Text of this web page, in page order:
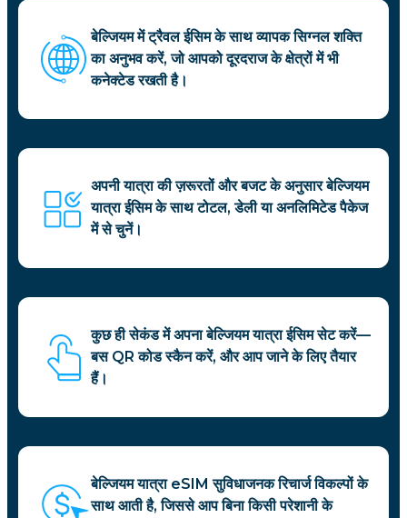
बेल्जियम में ट्रैवल ईसिम के साथ व्यापक सिग्नल शक्ति
का अनुभव करें, जो आपको दूरदराज के क्षेत्रों में भी
कनेक्टेड रखती है।
अपनी यात्रा की ज़रूरतों और बजट के अनुसार बेल्जियम
यात्रा ईसिम के साथ टोटल, डेली या अनलिमिटेड पैकेज
में से चुनें।
कुछ ही सेकंड में अपना बेल्जियम यात्रा ईसिम सेट करें—
बस QR कोड स्कैन करें, और आप जाने के लिए तैयार
हैं।
बेल्जियम यात्रा eSIM सुविधाजनक रिचार्ज विकल्पों के
साथ आती है, जिससे आप बिना किसी परेशानी के